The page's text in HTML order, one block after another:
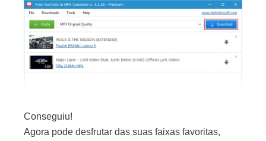
Conseguiu!
Agora pode desfrutar das suas faixas favoritas,